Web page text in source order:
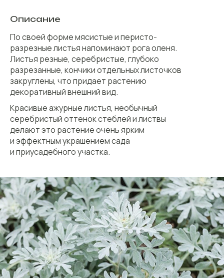
Описание
По своей форме мясистые и перисто-
разрезные листья напоминают рога оленя.
Листья резные, серебристые, глубоко
разрезанные, кончики отдельных листочков
закруглены, что придает растению
декоративный внешний вид.
Красивые ажурные листья, необычный
серебристый оттенок стеблей и листвы
делают это растение очень ярким
и эффектным украшением сада
и приусадебного участка.